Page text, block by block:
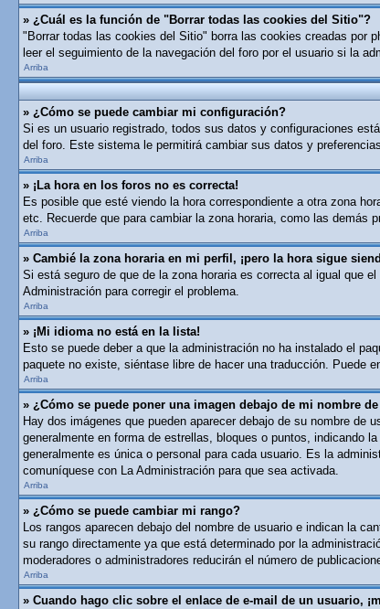
» ¿Cuál es la función de "Borrar todas las cookies del Sitio"?
"Borrar todas las cookies del Sitio" borra las cookies creadas por
leer el seguimiento de la navegación del foro por el usuario si la
Arriba
» ¿Cómo se puede cambiar mi configuración?
Si es un usuario registrado, todos sus datos y configuraciones
del foro. Este sistema le permitirá cambiar sus datos y
Arriba
» ¡La hora en los foros no es correcta!
Es posible que esté viendo la hora correspondiente a otra zona
etc. Recuerde que para cambiar la zona horaria, como las demás
Arriba
» Cambié la zona horaria en mi perfil, ¡pero la hora sigue
Si está seguro de que de la zona horaria es correcta al igual que
Administración para corregir el problema.
Arriba
» ¡Mi idioma no está en la lista!
Esto se puede deber a que la administración no ha instalado el
paquete no existe, siéntase libre de hacer una traducción. Puede
Arriba
» ¿Cómo se puede poner una imagen debajo de mi nombre
Hay dos imágenes que pueden aparecer debajo de su nombre
generalmente en forma de estrellas, bloques o puntos, indicando
generalmente es única o personal para cada usuario. Es la
comuníquese con La Administración para que sea activada.
Arriba
» ¿Cómo se puede cambiar mi rango?
Los rangos aparecen debajo del nombre de usuario e indican la
su rango directamente ya que está determinado por la
moderadores o administradores reducirán el número de
Arriba
» Cuando hago clic sobre el enlace de e-mail de un usuario,